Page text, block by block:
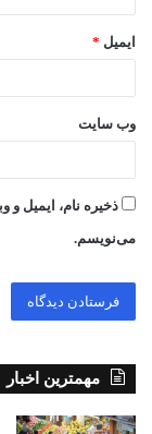
ایمیل *
وب‌ سایت
ذخیره نام، ایمیل و
می‌نویسم.
مهمترین اخبار